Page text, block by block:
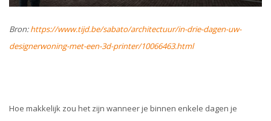
Bron:https://www.tijd.be/sabato/architectuur/in-drie-dagen-uw-
designerwoning-met-een-3d-printer/10066463.html
Hoe makkelijk zou het zijn wanneer je binnen enkele dagen je